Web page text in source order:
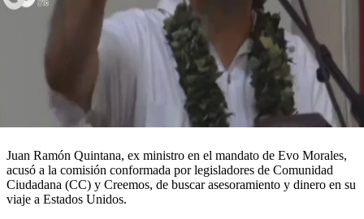
Juan Ramón Quintana, ex ministro en el mandato de Evo Morales,
acusó a la comisión conformada por legisladores de Comunidad
Ciudadana (CC) y Creemos, de buscar asesoramiento y dinero en su
viaje a Estados Unidos.